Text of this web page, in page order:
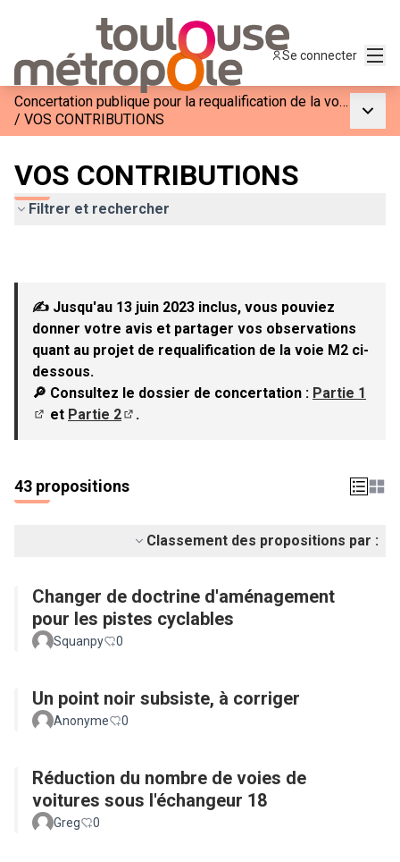
Se connecter
Concertation publique pour la requalification de la voie M2
/ VOS CONTRIBUTIONS
VOS CONTRIBUTIONS
Filtrer et rechercher
✍ Jusqu'au 13 juin 2023 inclus, vous pouviez
donner votre avis et partager vos observations
quant au projet de requalification de la voie M2 ci-
dessous.
🔎 Consultez le dossier de concertation : Partie 1
et Partie 2
.
43 propositions
Classement des propositions par :
Changer de doctrine d'aménagement
pour les pistes cyclables
Squanpy 0
Un point noir subsiste, à corriger
Anonyme 0
Réduction du nombre de voies de
voitures sous l'échangeur 18
Greg 0